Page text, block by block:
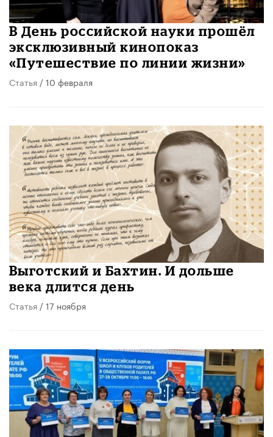
В День российской науки прошёл
эксклюзивный кинопоказ
«Путешествие по линии жизни»
Статья / 10 февраля
Выготский и Бахтин. И дольше
века длится день
Статья / 17 ноября